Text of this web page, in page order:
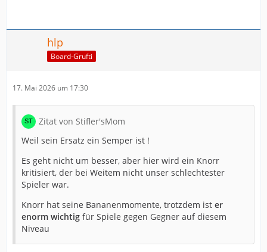
hlp
Board-Grufti
17. Mai 2026 um 17:30
Zitat von Stifler'sMom
Weil sein Ersatz ein Semper ist !
Es geht nicht um besser, aber hier wird ein Knorr
kritisiert, der bei Weitem nicht unser schlechtester
Spieler war.
Knorr hat seine Bananenmomente, trotzdem ist er
enorm wichtig für Spiele gegen Gegner auf diesem
Niveau